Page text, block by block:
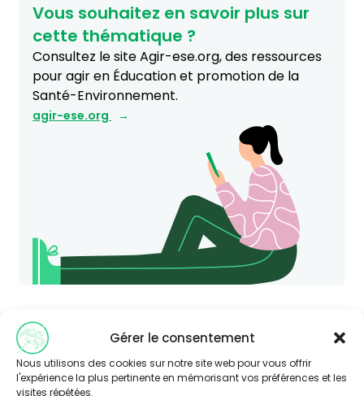
Gérer le consentement
Nous utilisons des cookies sur notre site web pour vous offrir
l'expérience la plus pertinente en mémorisant vos préférences et les
visites répétées.
Vous souhaitez en savoir plus sur
cette thématique ?
Consultez le site Agir-ese.org, des ressources
pour agir en Éducation et promotion de la
Santé-Environnement.
agir-ese.org